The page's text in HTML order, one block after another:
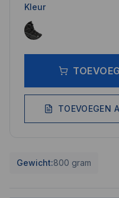
Kleur
TOEVOEGEN
Gewicht:800 gram